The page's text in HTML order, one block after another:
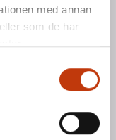
med annan
som de har
Du kan även
dig.